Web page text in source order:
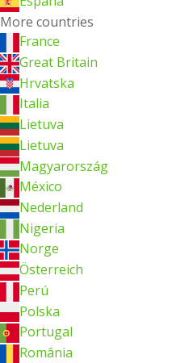
More countries
France
Great Britain
Hrvatska
Italia
Lietuva
Lietuva
Magyarország
México
Nederland
Nigeria
Norge
Österreich
Perú
Polska
Portugal
România